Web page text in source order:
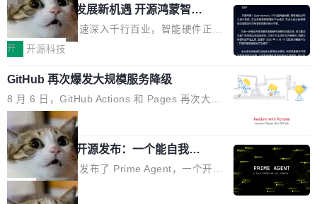
高了。全域营销服务商的竞争正在从规模转向深
度,案例厚度、全域覆盖、多线协同...
或造假。问题是，作为读者，如果你筛选出那些
看起来最令人兴奋的论文，那它们大部分都是过
度宣传的。」 这才是真正的痛点。不是所有论文
都有问题，是最吸引眼球的那批论文最有问题。
他引用的帖子来自 Mathew Shen，一位 ICLR 2
026 的读者：「看了篇 ...
的早期工程师之一，在 Grok 训练基础设施团队
工作过。近日他在 X 上发了一条帖子，列出了他
认为现代 AI 领域最重要的三个开源项目。 第一
理由很具体。FA 系列不需要解释，但 FA2 是他
认为最重要的一个——复杂度恰到好处，刚好能
驱动你去学 CuTe，但还没被那些"邪恶的" Hopp
er++ 优化所淹没，足够容易修改和适配。 更关
键的是 FA2 的持久性...
共商智能硬件发展新机遇 开源鸿蒙智能
硬件开发者日杭州站即将举行
随着万物智联加速深入千行百业，智能硬件正从
单点设备迈向智能化、网联化、协同化发展。作
鸿蒙通过统一技术底座和分布式能力，为不同类
型智能设备的开发、连接与互联提供关键支撑，
也为产业链企业探索产品创新与商业增长打开新
的空间。 8月14日，开源鸿蒙智能硬件开发者日
（OHDD：OpenHarmony Hardware Develope
r Day）将在杭州启航。活动面向智能硬件产业
链企业和开发者，邀请行业专家与资深技术顾
问，围绕开源鸿蒙技术能力、设备适配、芯片适
开 开源科技
GitHub 再次爆发大规模服务降级
8 月 6 日，GitHub Actions 和 Pages 再次大规
模服务降级，Actions 完全不可用超过 5 小时，
webhook 停发，连自托管 runner 也因调度层故
障无法工作。Pages、Copilot code review、C
opilot coding agent 全部受影响。从检测到完全
恢复，大约 12 小时。 这是 2026 年 8 月的第六
起事故，其中四起与 AI/Copilot 服务相关。 Git
局
Prime Agent 开源发布：一个能自我改
进的编程 Agent，ARC-AGI 3 超越人类
专家基线
Prime Intellect 发布了 Prime Agent，一个开源
的编程 Agent Harness，核心设计围绕两个抽
局